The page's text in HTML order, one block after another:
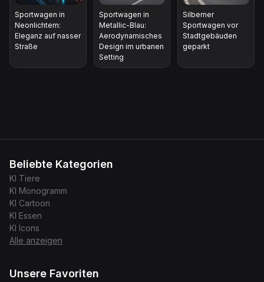
Sportwagen in
Neonlichtern:
Eleganz auf nasser
Straße
Sportwagen in
Metallic-Blau:
Aerodynamisches
Design im urbanen
Setting
Silberner
Sportwagen vor
Stadtgebäuden
geparkt
Beliebte Kategorien
KI Tiere
KI Monogramm
KI Cartoon
KI Essen
KI
Icons
Alle anzeigen
Unsere Favoriten